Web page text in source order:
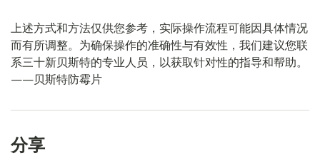
上述方式和方法仅供您参考，实际操作流程可能因具体情况
而有所调整。为确保操作的准确性与有效性，我们建议您联
系三十新贝斯特的专业人员，以获取针对性的指导和帮助。
——贝斯特防霉片
分享